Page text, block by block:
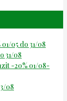
05 do 31/08
31/08
-20% 01/08-
08